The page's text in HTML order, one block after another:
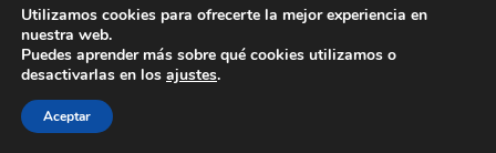
BLOG CLIENTES FAMOSOS BIO FAQ
Utilizamos cookies para ofrecerte la mejor experiencia en
nuestra web.
Puedes aprender más sobre qué cookies utilizamos o
desactivarlas en los ajustes.
Aceptar